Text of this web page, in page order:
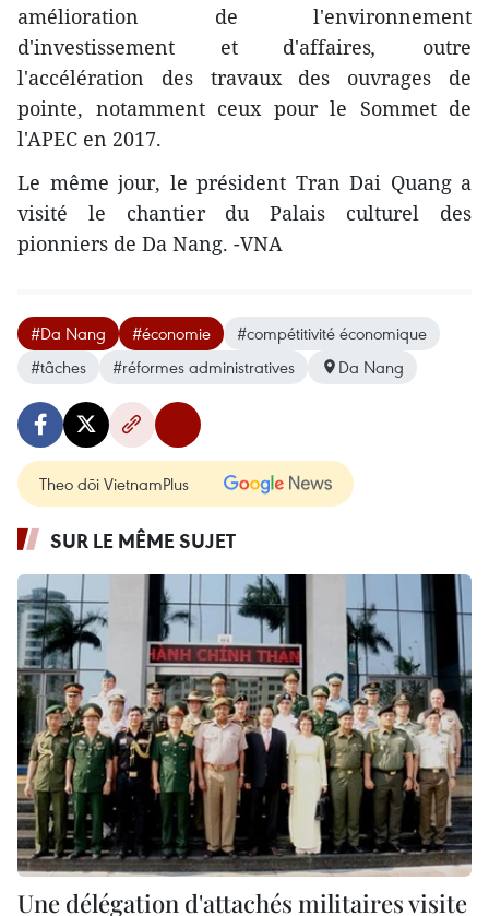
amélioration de l'environnement
d'investissement et d'affaires, outre
l'accélération des travaux des ouvrages de
pointe, notamment ceux pour le Sommet de
l'APEC en 2017.
Le même jour, le président Tran Dai Quang a
visité le chantier du Palais culturel des
pionniers de Da Nang. -VNA
#Da Nang #économie
#compétitivité économique
#tâches
#réformes administratives Da Nang
Theo dõi VietnamPlus
SUR LE MÊME SUJET
Une délégation d'attachés militaires visite